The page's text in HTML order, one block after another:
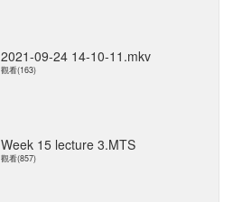
2021-09-24 14-10-11.mkv
觀看(163)
Week 15 lecture 3.MTS
觀看(857)